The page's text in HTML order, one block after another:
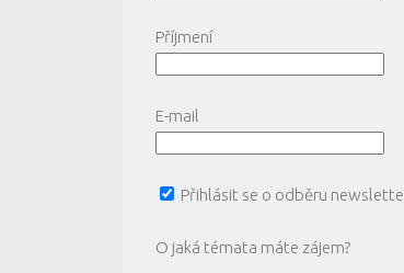
Příjmení
E-mail
Přihlásit se o odběru
O jaká témata máte zájem?